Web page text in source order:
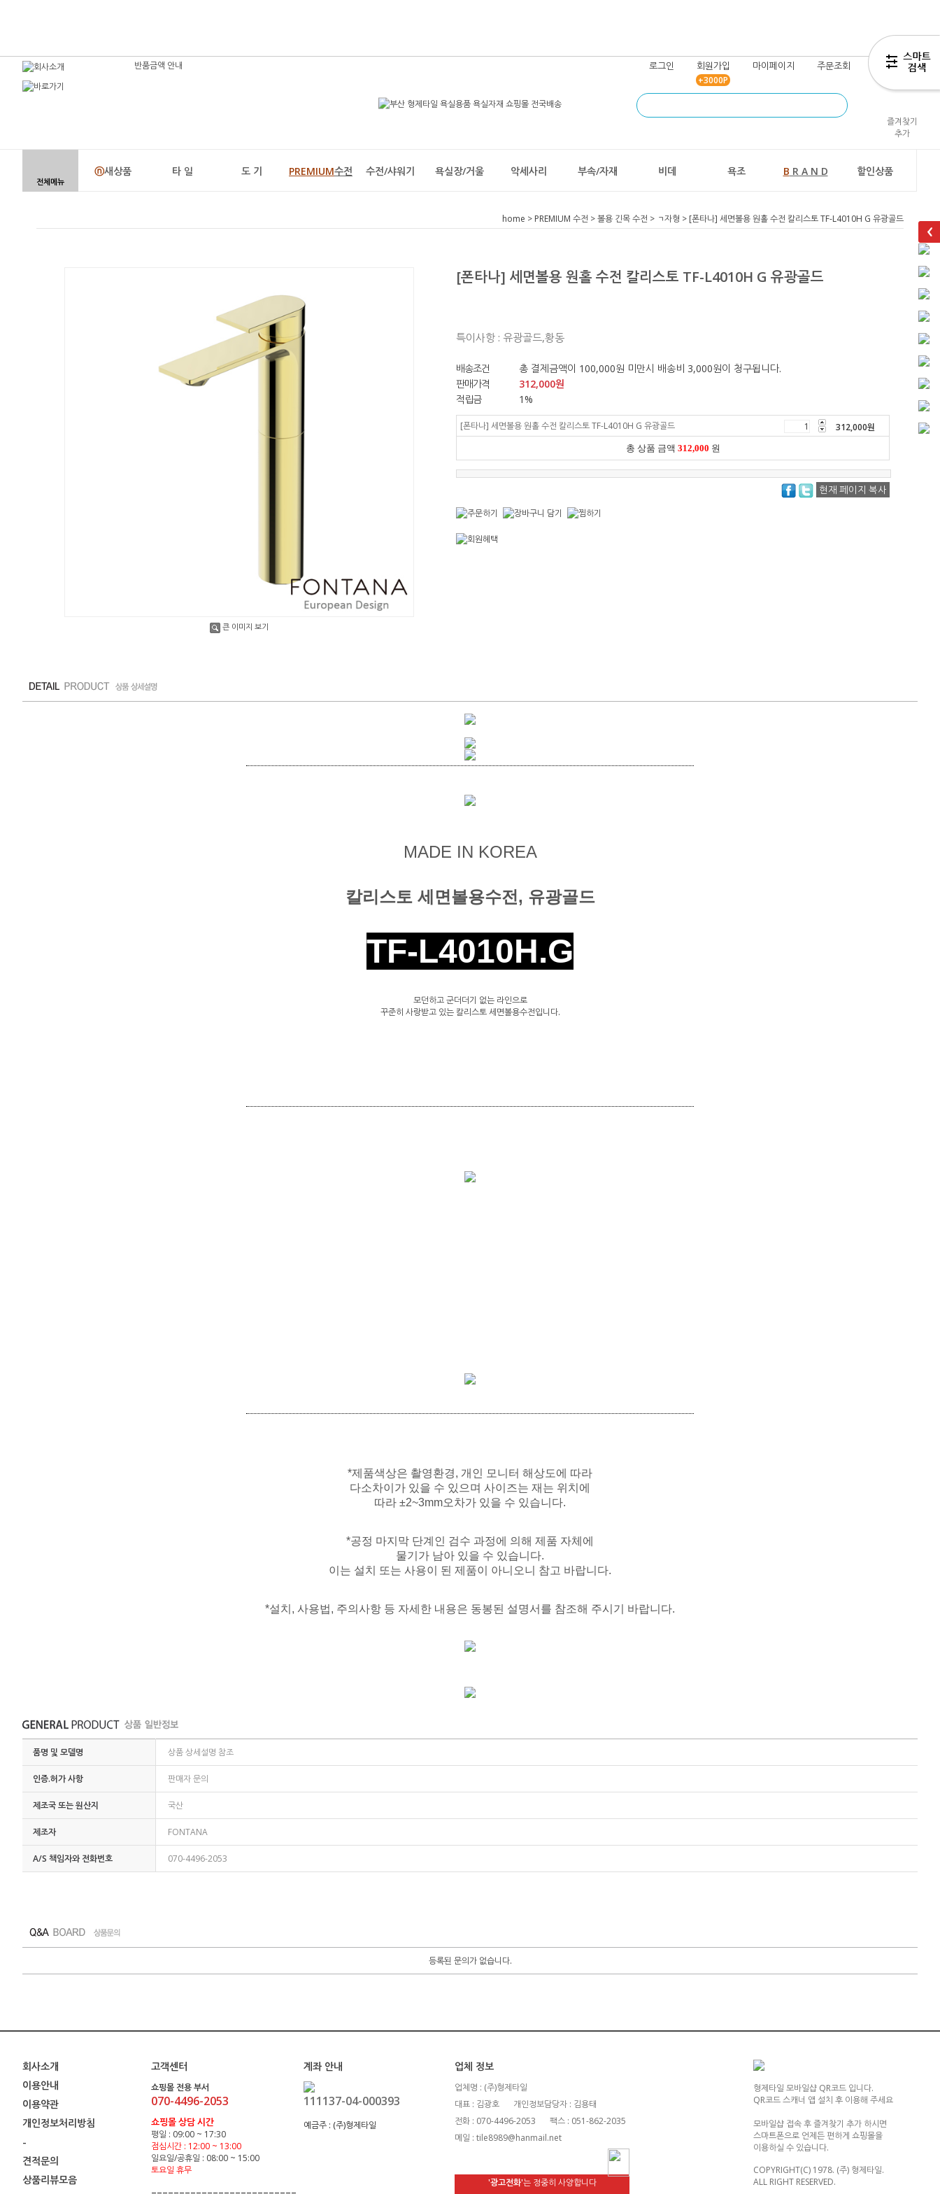
반품금액 안내 로그인 회원가입
+3000P
마이페이지 주문조회 장바구니
즐겨찾기
추가
전체메뉴
ⓝ새상품 타 일 도 기 PREMIUM수전 수전/샤워기 욕실장/거울 악세사리 부속/자재 비데 욕조 B R A N D 할인상품
home > PREMIUM 수전 >볼용 긴목 수전 > ㄱ자형 > [폰타나] 세면볼용 원홀 수전 칼리스토 TF-L4010H G 유광골드
큰 이미지 보기
[폰타나] 세면볼용 원홀 수전 칼리스토 TF-L4010H G 유광골드
특이사항 : 유광골드,황동
배송조건
총 결제금액이 100,000원 미만시 배송비 3,000원이 청구됩니다.
판매가격
312,000원
적립금
1%
[폰타나] 세면볼용 원홀 수전 칼리스토 TF-L4010H G 유광골드 312,000원
총 상품 금액 312,000 원
현재 페이지 복사
MADE IN KOREA
칼리스토 세면볼용수전, 유광골드
TF-L4010H.G
모던하고 군더더기 없는 라인으로
꾸준히 사랑받고 있는 칼리스토 세면볼용수전입니다.
*제품색상은 촬영환경, 개인 모니터 해상도에 따라
다소차이가 있을 수 있으며 사이즈는 재는 위치에
따라 ±2~3mm오차가 있을 수 있습니다.
*공정 마지막 단계인 검수 과정에 의해 제품 자체에
물기가 남아 있을 수 있습니다.
이는 설치 또는 사용이 된 제품이 아니오니 참고 바랍니다.
*설치, 사용법, 주의사항 등 자세한 내용은 동봉된 설명서를 참조해 주시기 바랍니다.
품명 및 모델명 상품 상세설명 참조
인증.허가 사항 판매자 문의
제조국 또는 원산지 국산
제조자 FONTANA
A/S 책임자와 전화번호 070-4496-2053
등록된 문의가 없습니다.
회사소개
이용안내
이용약관
개인정보처리방침
-
견적문의
상품리뷰모음
고객센터
쇼핑몰 전용 부서
070-4496-2053
쇼핑몰 상담 시간
평일 : 09:00 ~ 17:30
점심시간 : 12:00 ~ 13:00
일요일/공휴일 : 08:00 ~ 15:00
토요일 휴무
계좌 안내
111137-04-000393
예금주 : (주)형제타일
업체 정보
업체명 : (주)형제타일
대표 : 김광호
개인정보담당자 : 김용태
전화 : 070-4496-2053
팩스 : 051-862-2035
메일 : tile8989@hanmail.net
'광고전화'는 정중히 사양합니다
형제타일 모바일샵 QR코드 입니다.
QR코드 스캐너 앱 설치 후 이용해 주세요
모바일샵 접속 후 즐겨찾기 추가 하시면
스마트폰으로 언제든 편하게 쇼핑몰을
이용하실 수 있습니다.
COPYRIGHT(C) 1978. (주) 형제타일.
ALL RIGHT RESERVED.